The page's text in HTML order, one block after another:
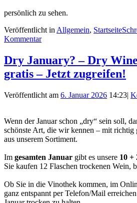
persönlich zu sehen.
Veröffentlicht in Allgemein, Startseite
Kommentar
Dry January? – Dry
gratis – Jetzt zugreifen!
Veröffentlicht am 6. Januar 2026 14:23|
Wenn der Januar schon „dry“ sein soll,
schönste Art, die wir kennen – mit richtig
aus unserem Sortiment.
Im gesamten Januar gibt es unsere 10 +
Sie kaufen 12 Flaschen trockenen Wein,
Ob Sie in die Vinothek kommen, im
ganz entspannt per Telefon/Mail